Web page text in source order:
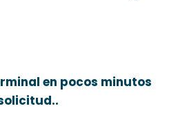
en pocos minutos